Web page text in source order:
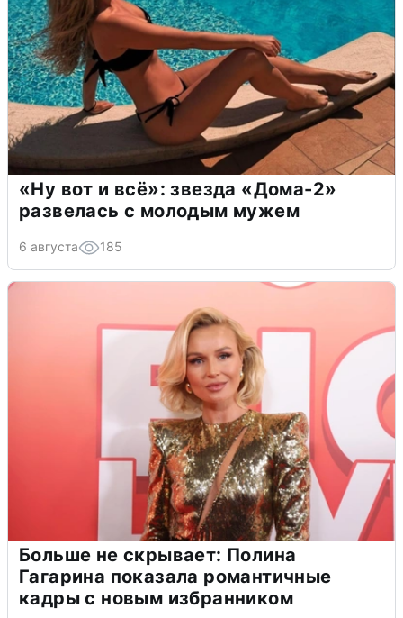
«Ну вот и всё»: звезда «Дома-2»
развелась с молодым мужем
6 августа 185
Больше не скрывает: Полина
Гагарина показала романтичные
кадры с новым избранником